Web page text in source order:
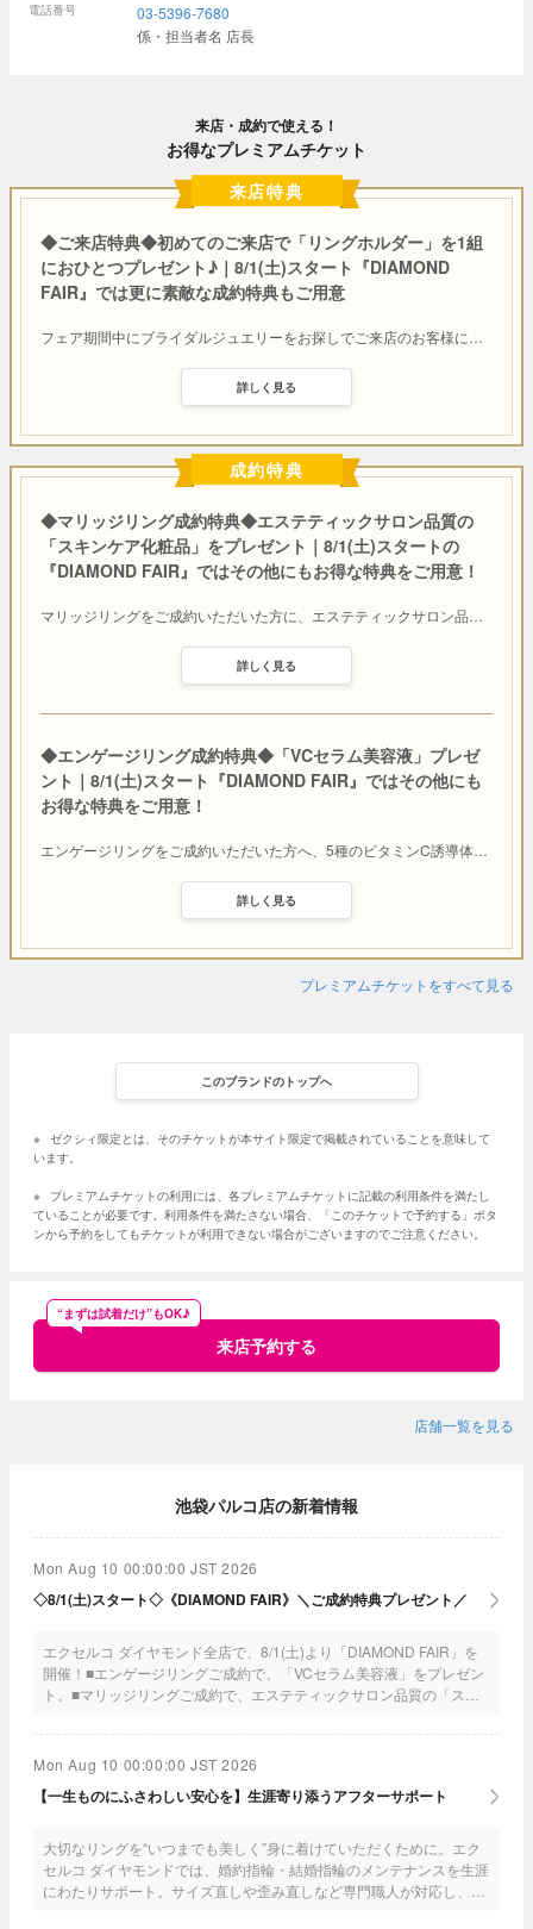
電話番号
03-5396-7680
係・担当者名 店長
来店・成約で使える！
お得なプレミアムチケット
来店特典
◆ご来店特典◆初めてのご来店で「リングホルダー」を1組
におひとつプレゼント♪｜8/1(土)スタート『DIAMOND
FAIR』では更に素敵な成約特典もご用意
フェア期間中にブライダルジュエリーをお探しでご来店のお客様に…
詳しく見る
成約特典
◆マリッジリング成約特典◆エステティックサロン品質の
「スキンケア化粧品」をプレゼント｜8/1(土)スタートの
『DIAMOND FAIR』ではその他にもお得な特典をご用意！
マリッジリングをご成約いただいた方に、エステティックサロン品…
詳しく見る
◆エンゲージリング成約特典◆「VCセラム美容液」プレゼ
ント｜8/1(土)スタート『DIAMOND FAIR』ではその他にも
お得な特典をご用意！
エンゲージリングをご成約いただいた方へ、5種のビタミンC誘導体…
詳しく見る
プレミアムチケットをすべて見る
このブランドのトップへ
※ ゼクシィ限定とは、そのチケットが本サイト限定で掲載されていることを意味して
います。
※
プレミアムチケットの利用には、各プレミアムチケットに記載の利用条件を満たし
ていることが必要です。利用条件を満たさない場合、「このチケットで予約する」ボタ
ンから予約をしてもチケットが利用できない場合がございますのでご注意ください。
来店予約する
“まずは試着だけ”もOK♪
店舗一覧を見る
池袋パルコ店の新着情報
Mon Aug 10 00:00:00 JST 2026
◇8/1(土)スタート◇《DIAMOND FAIR》＼ご成約特典プレゼント／
エクセルコ ダイヤモンド全店で、8/1(土)より「DIAMOND FAIR」を
開催！■エンゲージリングご成約で、「VCセラム美容液」をプレゼン
ト。■マリッジリングご成約で、エステティックサロン品質の「スキ
フトも一組におひとつプレゼント♪◆フェア期間中は混雑が予想され
るので、便利なゼクシィnetから予約してね◆
Mon Aug 10 00:00:00 JST 2026
【一生ものにふさわしい安心を】生涯寄り添うアフターサポート
大切なリングを“いつまでも美しく”身に着けていただくために。エク
セルコ ダイヤモンドでは、婚約指輪・結婚指輪のメンテナンスを生涯
にわたりサポート。サイズ直しや歪み直しなど専門職人が対応し、全